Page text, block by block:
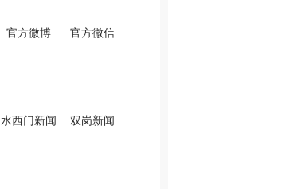
官方微博 官方微信
水西门新闻 双岗新闻